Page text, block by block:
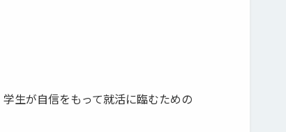
生が自信をもって就活に臨むための